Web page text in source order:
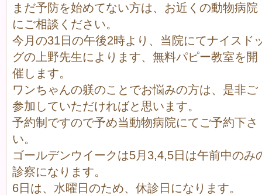
まだ予防を始めてない方は、お近くの動物病院
にご相談ください。
今月の31日の午後2時より、当院にてナイスド
グの上野先生によります、無料パピー教室を開
催します。
ワンちゃんの躾のことでお悩みの方は、是非ご
参加していただければと思います。
予約制ですので予め当動物病院にてご予約下さ
い。
ゴールデンウイークは5月3,4,5日は午前中のみ
診察になります。
6日は、水曜日のため、休診日になります。